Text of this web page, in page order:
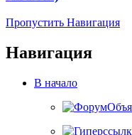
Пропустить Навигация
Навигация
В начало